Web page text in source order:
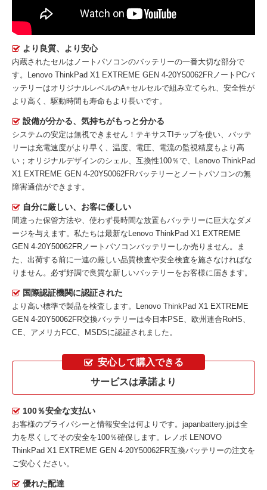
より良質、より安心
内蔵されたセルはノートパソコンのバッテリーの一番大切な部分で
す。
Lenovo ThinkPad X1 EXTREME GEN 4-20Y50062FRノートPCバ
ッテリーはオリジナルレベルのA+セルセルで組み立てられ、安全性が
より高く、駆動時間も寿命もより長いです。
設備が分かる、気持ちがもっと分かる
システムの安定は無視できません！テキサスTIチップを使い、バッテ
リーは充電速度がより早く、温度、電圧、電流の監視精度もより高
い；オリジナルデザインのシェル、互換性100％で、Lenovo ThinkPad
X1 EXTREME GEN 4-20Y50062FRバッテリーとノートパソコンの無
障害通信ができます。
自分に厳しい、お客に優しい
間違った保管方法や、使わず長時間な放置もバッテリーに巨大なダメ
ージを与えます。私たちは最新な Lenovo ThinkPad X1 EXTREME
GEN 4-20Y50062FRノートパソコンバッテリー しか売りません。ま
た、出荷する前に一連の厳しい品質検査や安全検査を施さなければな
りません。必ず好調で良質な新しいバッテリーをお客様に届きます。
国際認証機関に認証された
より高い標準で製品を検査します。Lenovo ThinkPad X1 EXTREME
GEN 4-20Y50062FR交換バッテリーは今日本PSE、欧州連合RoHS、
CE、アメリカFCC、MSDSに認証されました。
安心して購入できる
サービスは承諾より
100％安全な支払い
お客様のプライバシーと情報安全は何よりです。japanbattery.jpは全
力を尽くしてその安全を100％確保します。
レノボ LENOVO
ThinkPad X1 EXTREME GEN 4-20Y50062FR互換バッテリーの注文を
ご安心ください。
優れた配達